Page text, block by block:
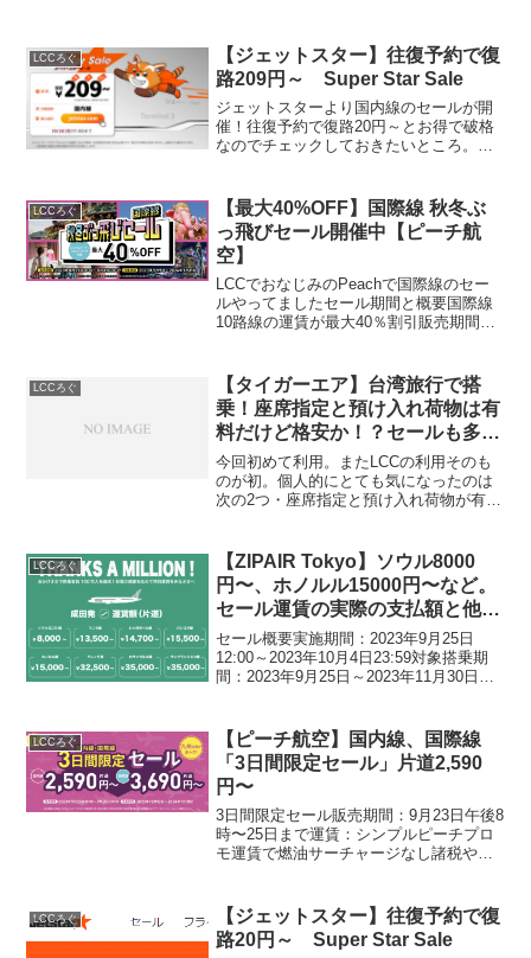
LCCろぐ
【ジェットスター】往復予約で復
路209円～ Super Star Sale
ジェットスターより国内線のセールが開
催！往復予約で復路20円～とお得で破格
なのでチェックしておきたいところ。セ
LCCろぐ
【最大40%OFF】国際線 秋冬ぶ
っ飛びセール開催中【ピーチ航
空】
LCCでおなじみのPeachで国際線のセー
ルやってましたセール期間と概要国際線
10路線の運賃が最大40％割引販売期間
31日適用除外日あり片道...
LCCろぐ
【タイガーエア】台湾旅行で搭
乗！座席指定と預け入れ荷物は有
料だけど格安か！？セールも多く
格安航空券は見逃せない！
今回初めて利用。またLCCの利用そのも
のが初。個人的にとても気になったのは
次の2つ・座席指定と預け入れ荷物が有
には問題なく利用できました！
LCCろぐ
【ZIPAIR Tokyo】ソウル8000
円〜、ホノルル15000円〜など。
セール運賃の実際の支払額と他社
比較【搭乗者数100万人記念セー
ル】
セール概要実施期間：2023年9月25日
12:00～2023年10月4日23:59対象搭乗期
間：2023年9月25日～2023年11月30日す
な予定が難しい方は、厳し...
LCCろぐ
【ピーチ航空】国内線、国際線
「3日間限定セール」片道2,590
円〜
3日間限定セール販売期間：9月23日午後8
時〜25日まで運賃：シンプルピーチプロ
モ運賃で燃油サーチャージなし諸税や空
ない搭乗期間：10月10日〜2024年1月31
日まで...
LCCろぐ
【ジェットスター】往復予約で復
路20円～ Super Star Sale